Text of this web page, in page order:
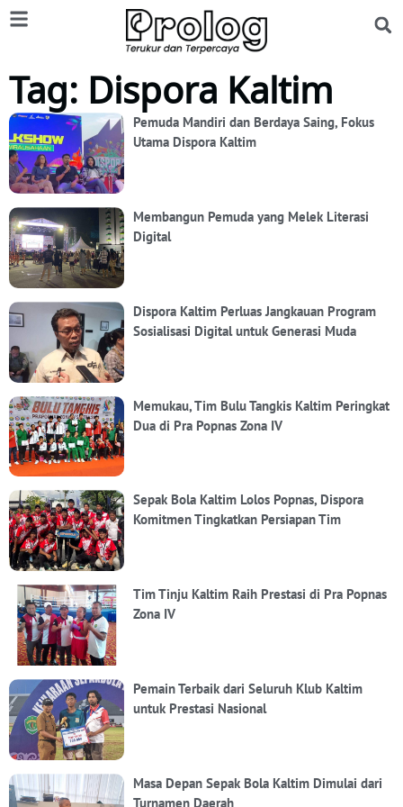
Tag: Dispora Kaltim
Pemuda Mandiri dan Berdaya Saing, Fokus
Utama Dispora Kaltim
Membangun Pemuda yang Melek Literasi
Digital
Dispora Kaltim Perluas Jangkauan Program
Sosialisasi Digital untuk Generasi Muda
Memukau, Tim Bulu Tangkis Kaltim Peringkat
Dua di Pra Popnas Zona IV
Sepak Bola Kaltim Lolos Popnas, Dispora
Komitmen Tingkatkan Persiapan Tim
Tim Tinju Kaltim Raih Prestasi di Pra Popnas
Zona IV
Pemain Terbaik dari Seluruh Klub Kaltim
untuk Prestasi Nasional
Masa Depan Sepak Bola Kaltim Dimulai dari
Turnamen Daerah